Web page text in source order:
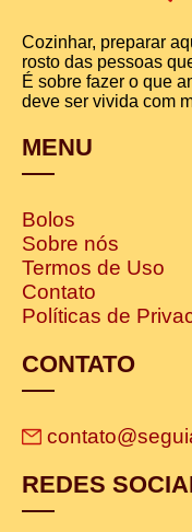
Cozinhar, preparar
rosto das pessoas
É sobre fazer o que
deve ser vivida com
MENU
Bolos
Sobre nós
Termos de Uso
Contato
Políticas de
CONTATO
REDES